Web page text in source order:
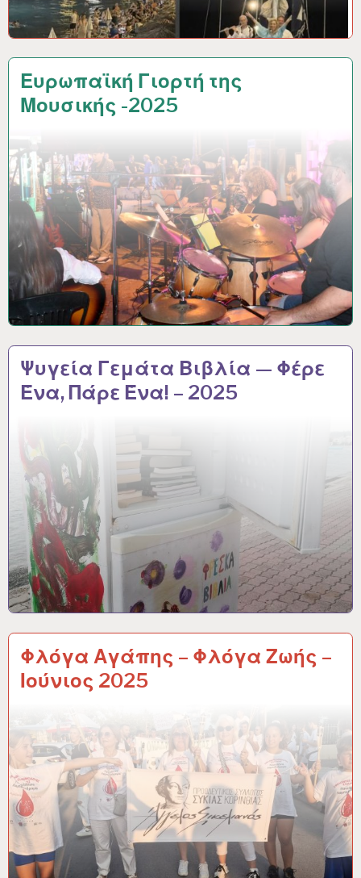
Ευρωπαϊκή Γιορτή της
Μουσικής -2025
Ψυγεία Γεμάτα Βιβλία — Φέρε
Ένα, Πάρε Ένα! – 2025
Φλόγα Αγάπης – Φλόγα Ζωής –
Ιούνιος 2025